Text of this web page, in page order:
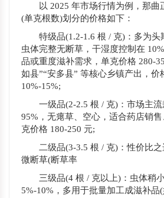
以 2025 年市场行情为例，那曲
(单克根数)划分的价格如下：
特级品(1.2-1.6 根 / 克)：多为头
虫体完整无断草，干湿度控制在
品或重度滋补需求，单克价格 280-
如县”“安多县” 等核心乡镇产出，价
10%-15%;
一级品(2-2.5 根 / 克)：市场主流
95%，无瘪草、空心，适合药店销
克价格 180-250 元;
二级品(3-3.5 根 / 克)：性价比之
微断草(断草率
三级品(4 根 / 克以上)：虫体稍
5%-10%，多用于批量加工成滋补品